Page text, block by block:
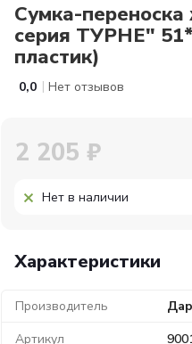
Сумка-
серия ТУРНЕ"
пластик)
0,0 | Нет отзывов
Характеристики
Производитель
Артикул
2 205 ₽
Нет в наличии